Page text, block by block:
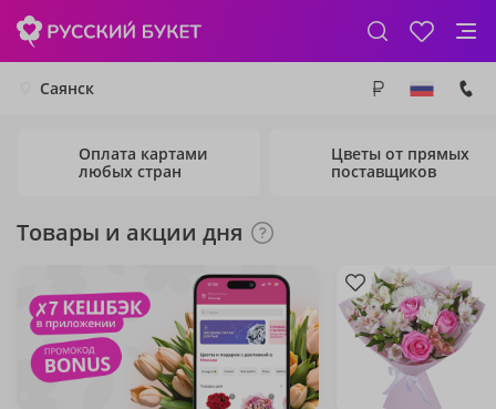
Саянск
Оплата картами
любых стран
Цветы от прямых
поставщиков
Товары и акции дня